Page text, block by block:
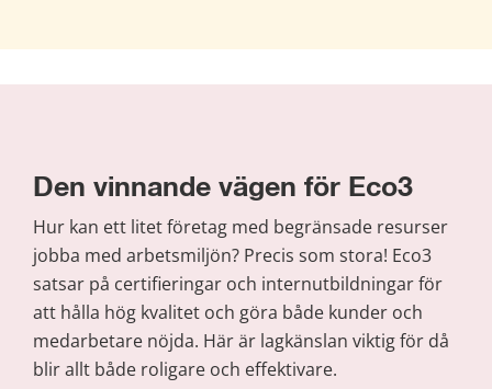
Den vinnande vägen för Eco3
Hur kan ett litet företag med begränsade resurser
jobba med arbetsmiljön? Precis som stora! Eco3
satsar på certifieringar och internutbildningar för
att hålla hög kvalitet och göra både kunder och
medarbetare nöjda. Här är lagkänslan viktig för då
blir allt både roligare och effektivare.